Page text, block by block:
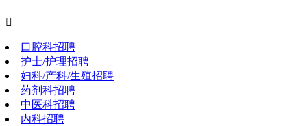

口腔科招聘
护士/护理招聘
妇科/产科/生殖招聘
药剂科招聘
中医科招聘
内科招聘